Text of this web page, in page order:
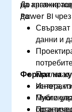
на
Power BI чрез
До края на
да:
данни и
яснота,
Формат на
Много